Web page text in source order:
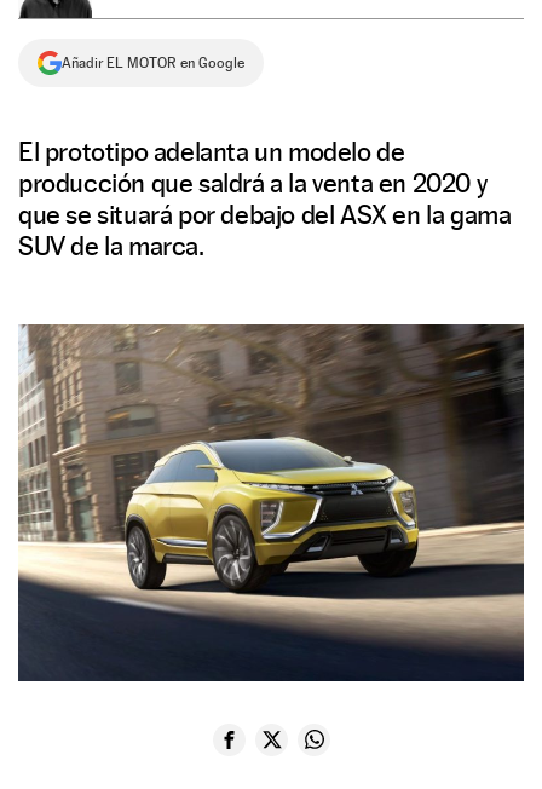
Añadir EL MOTOR en Google
El prototipo adelanta un modelo de
producción que saldrá a la venta en 2020 y
que se situará por debajo del ASX en la gama
SUV de la marca.